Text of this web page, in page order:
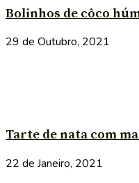
Bolinhos de côco
29 de Outubro, 2021
Tarte de nata com
22 de Janeiro, 2021